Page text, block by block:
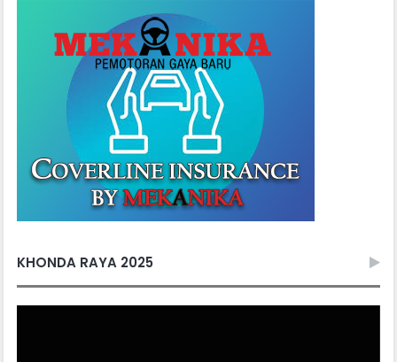
KHONDA RAYA 2025